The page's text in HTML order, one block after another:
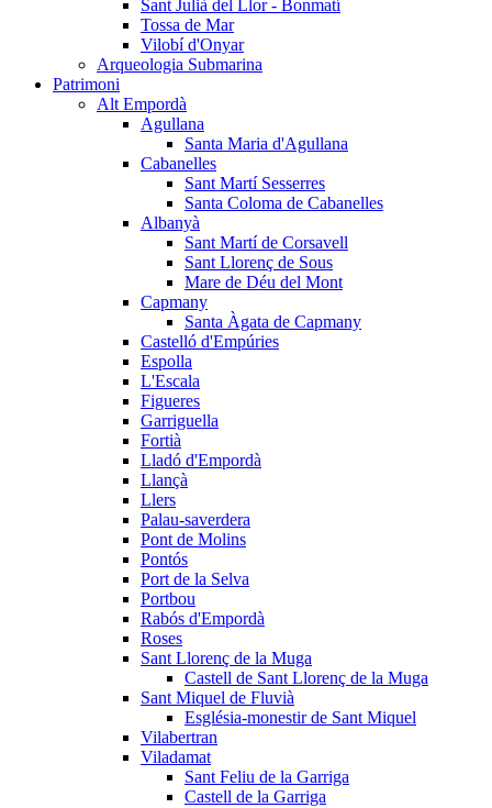
Sant Julià del Llor - Bonmatí
Tossa de Mar
Vilobí d'Onyar
Arqueologia Submarina
Patrimoni
Alt Empordà
Agullana
Santa Maria d'Agullana
Cabanelles
Sant Martí Sesserres
Santa Coloma de Cabanelles
Albanyà
Sant Martí de Corsavell
Sant Llorenç de Sous
Mare de Déu del Mont
Capmany
Santa Àgata de Capmany
Castelló d'Empúries
Espolla
L'Escala
Figueres
Garriguella
Fortià
Lladó d'Empordà
Llançà
Llers
Palau-saverdera
Pont de Molins
Pontós
Port de la Selva
Portbou
Rabós d'Empordà
Roses
Sant Llorenç de la Muga
Castell de Sant Llorenç de la Muga
Sant Miquel de Fluvià
Església-monestir de Sant Miquel
Vilabertran
Viladamat
Sant Feliu de la Garriga
Castell de la Garriga